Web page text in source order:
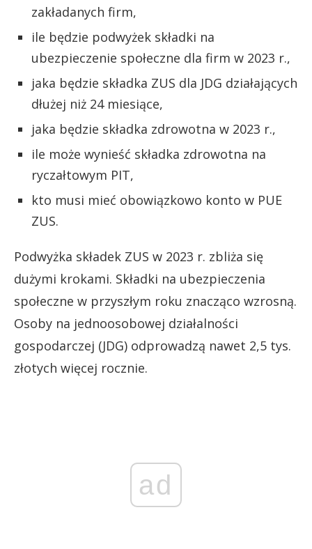
zakładanych firm,
ile będzie podwyżek składki na
ubezpieczenie społeczne dla firm w 2023 r.,
jaka będzie składka ZUS dla JDG działających
dłużej niż 24 miesiące,
jaka będzie składka zdrowotna w 2023 r.,
ile może wynieść składka zdrowotna na
ryczałtowym PIT,
kto musi mieć obowiązkowo konto w PUE
ZUS.
Podwyżka składek ZUS w 2023 r. zbliża się
dużymi krokami. Składki na ubezpieczenia
społeczne w przyszłym roku znacząco wzrosną.
Osoby na jednoosobowej działalności
gospodarczej (JDG) odprowadzą nawet 2,5 tys.
złotych więcej rocznie.
ad